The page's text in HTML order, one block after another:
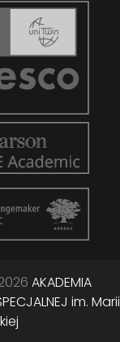
AKADEMIA
im. Marii